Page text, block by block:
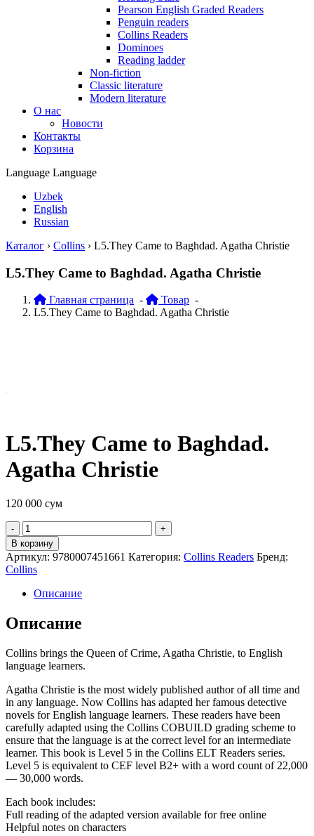
Pearson English Graded Readers
Penguin readers
Collins Readers
Dominoes
Reading ladder
Non-fiction
Classic literature
Modern literature
О нас
Новости
Контакты
Корзина
Language Language
Uzbek
English
Russian
Каталог › Collins › L5.They Came to Baghdad. Agatha Christie
L5.They Came to Baghdad. Agatha Christie
Главная страница - Товар -
L5.They Came to Baghdad. Agatha Christie
L5.They Came to Baghdad.
Agatha Christie
120 000 сум
Quantity
В корзину
Артикул: 9780007451661 Категория: Collins Readers Бренд:
Collins
Описание
Описание
Collins brings the Queen of Crime, Agatha Christie, to English
language learners.
Agatha Christie is the most widely published author of all time and
in any language. Now Collins has adapted her famous detective
novels for English language learners. These readers have been
carefully adapted using the Collins COBUILD grading scheme to
ensure that the language is at the correct level for an intermediate
learner. This book is Level 5 in the Collins ELT Readers series.
Level 5 is equivalent to CEF level B2+ with a word count of 22,000
— 30,000 words.
Each book includes:
Full reading of the adapted version available for free online
Helpful notes on characters